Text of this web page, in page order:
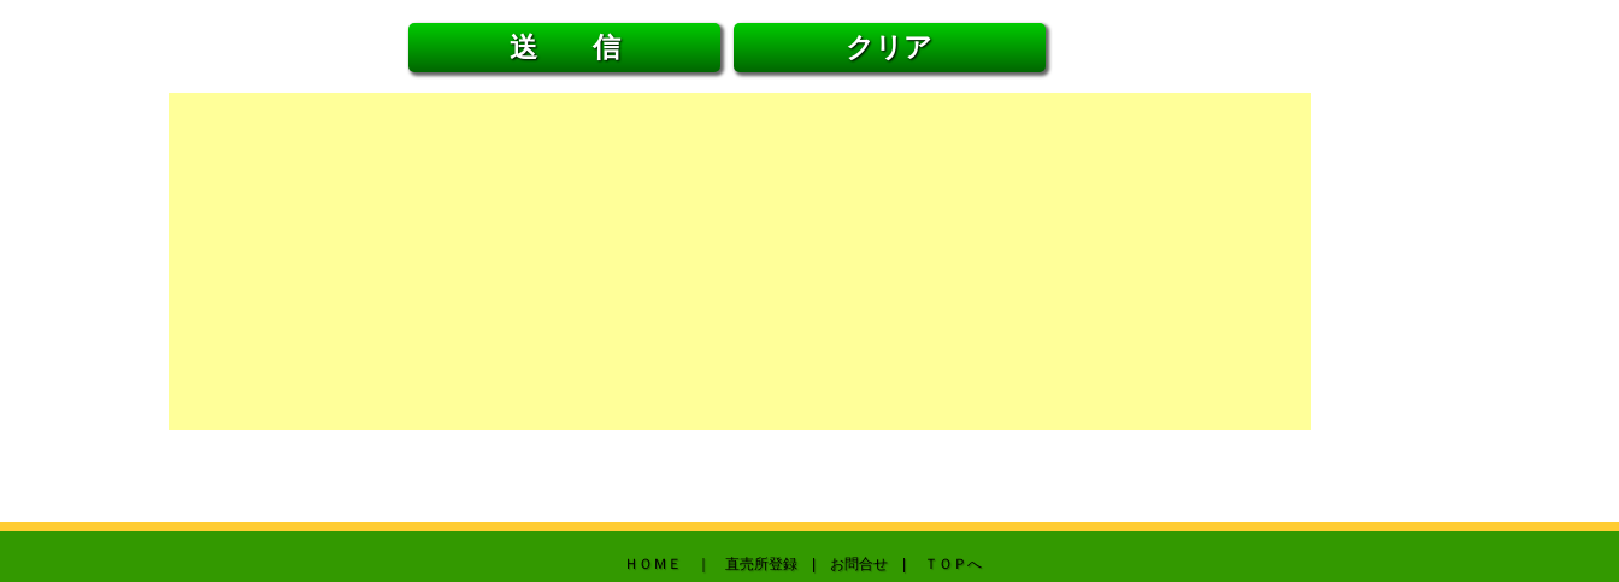
ＨＯＭＥ ｜ 直売所登録 | お問合せ| ＴＯＰへ